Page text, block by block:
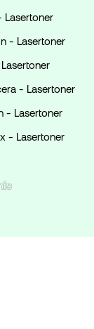
Lasertoner
- Lasertoner
- Lasertoner
- Lasertoner
- Lasertoner